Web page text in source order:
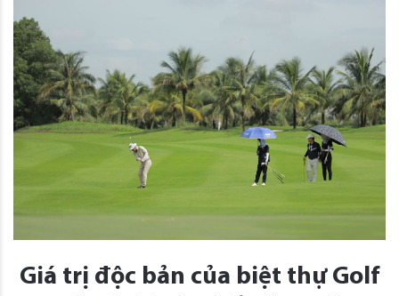
Giá trị độc bản của biệt thự Golf